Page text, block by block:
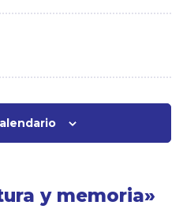
y memoria»